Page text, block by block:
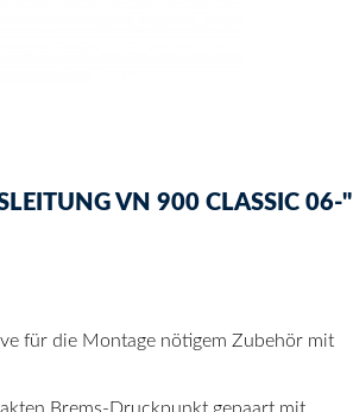
VN 900 CLASSIC 06-"
für die Montage nötigem Zubehör mit
Brems-Druckpunkt gepaart mit